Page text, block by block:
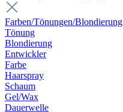
Farben/Tönungen/Blondierung
Tönung
Blondierung
Entwickler
Farbe
Haarspray
Schaum
Gel/Wax
Dauerwelle